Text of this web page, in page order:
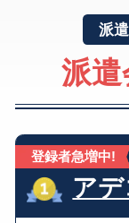
派
派
登録者急増中!
ア